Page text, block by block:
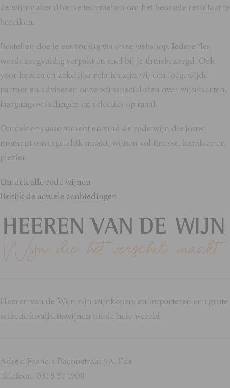
de wijnmaker diverse technieken om het beoogde resultaat te
bereiken.
Bestellen doe je eenvoudig via onze webshop. Iedere fles
wordt zorgvuldig verpakt en snel bij je thuisbezorgd. Ook
voor horeca en zakelijke relaties zijn wij een toegewijde
partner en adviseren onze wijnspecialisten over wijnkaarten,
jaargangswisselingen en selecties op maat.
Ontdek ons assortiment en vind de rode wijn die jouw
moment onvergetelijk maakt, wijnen vol finesse, karakter en
plezier.
Ontdek alle rode wijnen
Bekijk de actuele aanbiedingen
Heeren van de Wijn zijn wijnkopers en importeren een grote
selectie kwaliteitswijnen uit de hele wereld.
Adres: Francis Baconstraat 5A, Ede
Telefoon: 0318 514900